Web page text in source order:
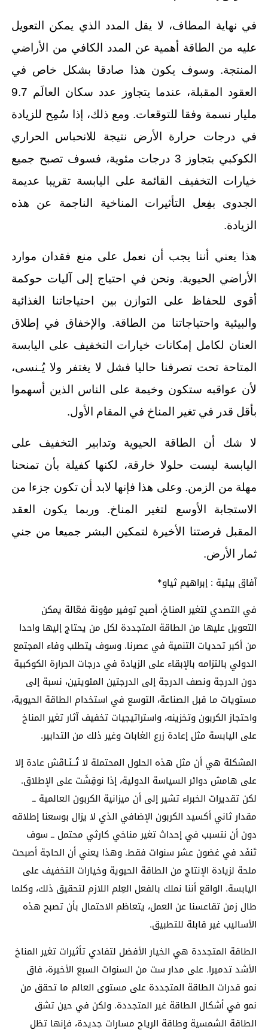
في نهاية المطاف، لا يقل المدد الذي يمكن التعويل
عليه من الطاقة أهمية عن المدد الكافي من الأراضي
المنتجة. وسوف يكون هذا صادقا بشكل خاص في
العقود المقبلة، عندما يتجاوز عدد سكان العالَم 9.7
مليار نسمة وفقا للتوقعات. ومع ذلك، إذا سُمِح للزيادة
في درجات حرارة الأرض نتيجة للانحباس الحراري
الكوكبي بتجاوز 3 درجات مئوية، فسوف تصبح جميع
خيارات التخفيف القائمة على اليابسة تقريبا عديمة
الجدوى بفِعل التأثيرات المناخية الناجمة عن هذه
الزيادة.
هذا يعني أننا يجب أن نعمل على منع فقدان موارد
الأراضي الحيوية. ونحن في احتياج إلى آليات حوكمة
أقوى للحفاظ على التوازن بين احتياجاتنا الغذائية
والبيئية واحتياجاتنا من الطاقة. والإخفاق في إطلاق
العنان لكامل إمكانات خيارات التخفيف على اليابسة
المتاحة تحت تصرفنا حاليا فشل لا يغتفر ولا يُـنسى،
لأن عواقبه ستكون وخيمة على الناس الذين أسهموا
بأقل قدر في تغير المناخ في المقام الأول.
لا شك أن الطاقة الحيوية وتدابير التخفيف على
اليابسة ليست حلولا خارقة، لكنها كفيلة بأن تمنحنا
مهلة من الزمن. وعلى هذا فإنها لابد أن تكون جزءا من
الاستجابة الأوسع لتغير المناخ. وربما يكون العقد
المقبل فرصتنا الأخيرة لتمكين البشر جميعا من جني
ثمار الأرض.
آفاق بيئية : إبراهيم ثياو*
في التصدي لتغير المناخ، أصبح توفير مؤونة فعّالة يمكن
التعويل عليها من الطاقة المتجددة لكل من يحتاج إليها واحدا
من أكبر تحديات التنمية في عصرنا. وسوف يتطلب وفاء المجتمع
الدولي بالتزامه بالإبقاء على الزيادة في درجات الحرارة الكوكبية
دون الدرجة ونصف الدرجة إلى الدرجتين المئويتين، نسبة إلى
مستويات ما قبل الصناعة، التوسع في استخدام الطاقة الحيوية،
واحتجاز الكربون وتخزينه، واستراتيجيات تخفيف آثار تغير المناخ
على اليابسة مثل إعادة زرع الغابات وغير ذلك من التدابير.
المشكلة هي أن مثل هذه الحلول المحتملة لا تُــنَـاقَش عادة إلا
على هامش دوائر السياسة الدولية، إذا نوقِشَت على الإطلاق.
لكن تقديرات الخبراء تشير إلى أن ميزانية الكربون العالمية ــ
مقدار ثاني أكسيد الكربون الإضافي الذي لا يزال بوسعنا إطلاقه
دون أن نتسبب في إحداث تغير مناخي كارثي محتمل ــ سوف
تَنفَد في غضون عشر سنوات فقط. وهذا يعني أن الحاجة أصبحت
ملحة لزيادة الإنتاج من الطاقة الحيوية وخيارات التخفيف على
اليابسة. الواقع أننا نملك بالفعل العِلم اللازم لتحقيق ذلك، وكلما
طال زمن تقاعسنا عن العمل، يتعاظم الاحتمال بأن تصبح هذه
الأساليب غير قابلة للتطبيق.
الطاقة المتجددة هي الخيار الأفضل لتفادي تأثيرات تغير المناخ
الأشد تدميرا. على مدار ست من السنوات السبع الأخيرة، فاق
نمو قدرات الطاقة المتجددة على مستوى العالم ما تحقق من
نمو في أشكال الطاقة غير المتجددة. ولكن في حين تشق
الطاقة الشمسية وطاقة الرياح مسارات جديدة، فإنها تظل